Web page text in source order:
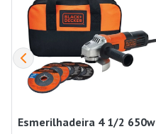
Esmerilhadeira 4 1/2 650w